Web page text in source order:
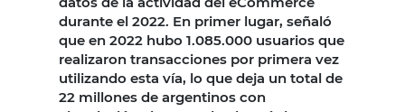
durante el 2022. En primer lugar, señaló
que en 2022 hubo 1.085.000 usuarios que
realizaron transacciones por primera vez
utilizando esta vía, lo que deja un total de
22 millones de argentinos con